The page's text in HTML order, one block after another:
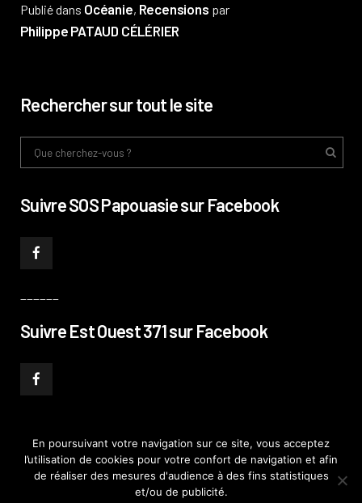
Publié dans Océanie, Recensions par
Philippe PATAUD CÉLÉRIER
Rechercher sur tout le site
Suivre SOS Papouasie sur Facebook
Suivre Est Ouest 371 sur Facebook
© PHILIPPE PATAUD CÉLÉRIER 2019–MENTIONS LÉGALES–POLITIQUE DE
CONFIDENTIALITÉ–PLAN DE SITE
En poursuivant votre navigation sur ce site, vous acceptez
l’utilisation de cookies pour votre confort de navigation et afin
de réaliser des mesures d'audience à des fins statistiques
et/ou de publicité.